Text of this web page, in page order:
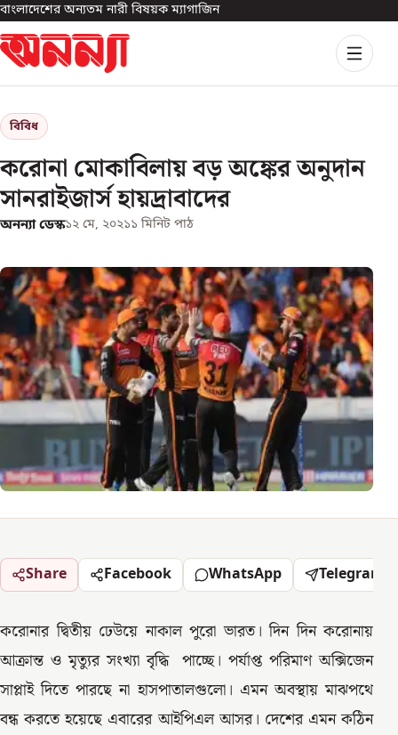
বাংলাদেশের অন্যতম নারী বিষয়ক ম্যাগাজিন
বিবিধ
করোনা মোকাবিলায় বড় অঙ্কের অনুদান
সানরাইজার্স হায়দ্রাবাদের
অনন্যা ডেস্ক১২ মে, ২০২১১ মিনিট পাঠ
Share Facebook WhatsApp Telegram
করোনার দ্বিতীয় ঢেউয়ে নাকাল পুরো ভারত। দিন দিন করোনায়
আক্রান্ত ও মৃত্যুর সংখ্যা বৃদ্ধি পাচ্ছে। পর্যাপ্ত পরিমাণ অক্সিজেন
সাপ্লাই দিতে পারছে না হাসপাতালগুলো। এমন অবস্থায় মাঝপথে
বন্ধ করতে হয়েছে এবারের আইপিএল আসর। দেশের এমন কঠিন